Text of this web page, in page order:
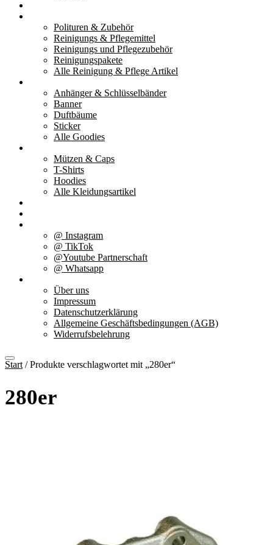
Polituren & Zubehör
Reinigungs & Pflegemittel
Reinigungs und Pflegezubehör
Reinigungspakete
Alle Reinigung & Pflege Artikel
Anhänger & Schlüsselbänder
Banner
Duftbäume
Sticker
Alle Goodies
Mützen & Caps
T-Shirts
Hoodies
Alle Kleidungsartikel
@ Instagram
@ TikTok
@Youtube Partnerschaft
@ Whatsapp
Über uns
Impressum
Datenschutzerklärung
Allgemeine Geschäftsbedingungen (AGB)
Widerrufsbelehrung
Start / Produkte verschlagwortet mit „280er“
280er